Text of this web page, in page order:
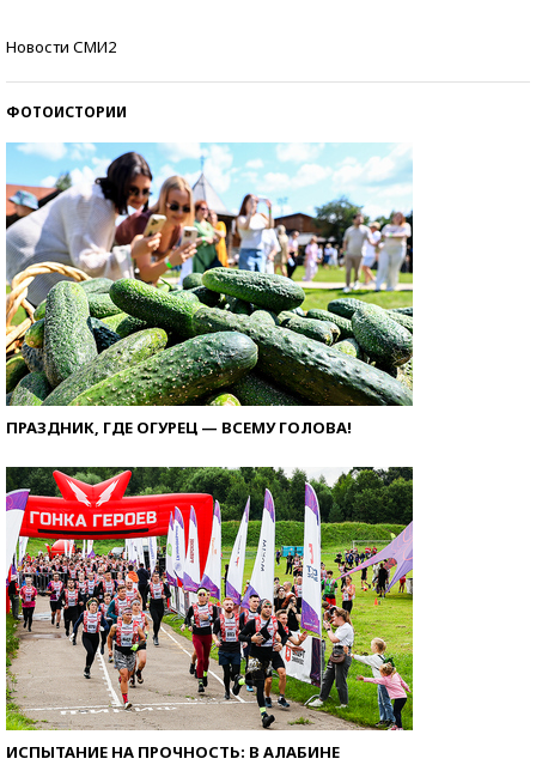
Новости СМИ2
ФОТОИСТОРИИ
ПРАЗДНИК, ГДЕ ОГУРЕЦ — ВСЕМУ ГОЛОВА!
ИСПЫТАНИЕ НА ПРОЧНОСТЬ: В АЛАБИНЕ